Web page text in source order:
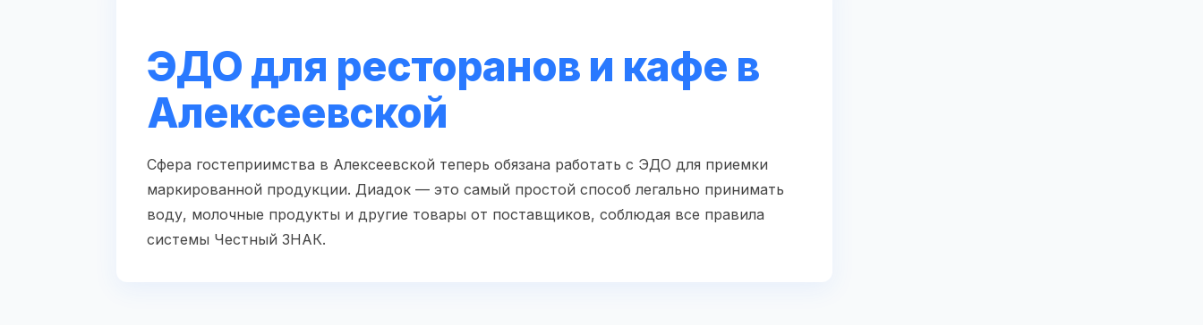
ЭДО для ресторанов и кафе в
Алексеевской
Сфера гостеприимства в Алексеевской теперь обязана работать с ЭДО для приемки
маркированной продукции. Диадок — это самый простой способ легально принимать
воду, молочные продукты и другие товары от поставщиков, соблюдая все правила
системы Честный ЗНАК.